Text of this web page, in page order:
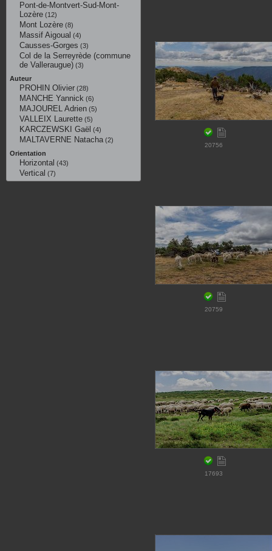
Pont-de-Montvert-Sud-Mont-
Lozère (12)
Mont Lozère (8)
Massif Aigoual (4)
Causses-Gorges (3)
Col de la Serreyrède (commune
de Valleraugue) (3)
Auteur
PROHIN Olivier (28)
MANCHE Yannick (6)
MAJOUREL Adrien (5)
VALLEIX Laurette (5)
KARCZEWSKI Gaël (4)
MALTAVERNE Natacha (2)
Orientation
Horizontal (43)
Vertical (7)
20756
20759
17693